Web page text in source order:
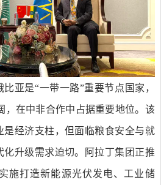
亚是“一带一路”重要节点国家，
，在中非合作中占据重要地位。该
是经济支柱，但面临粮食安全与就
化升级需求迫切。阿拉丁集团正推
施打造新能源光伏发电、工业储